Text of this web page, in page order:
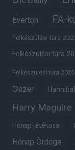
Everton FA-
Felkészülési túra
Felkészülési túra
Felkészülési túra 2026
Glazer
Harry Maguire
Hónap játékosa
Hónap Ördöge